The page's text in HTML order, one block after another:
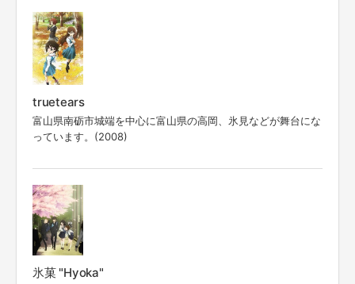
truetears
富山県南砺市城端を中心に富山県の高岡、氷見などが舞台にな
っています。(2008)
氷菓 "Hyoka"